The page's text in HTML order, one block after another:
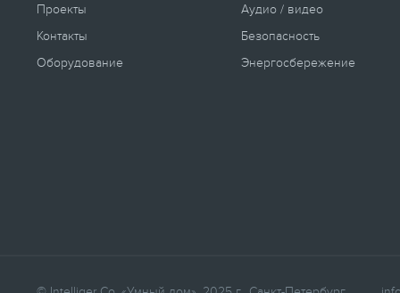
Проекты
Контакты
Оборудование
Аудио / видео
Безопасность
Энергосбережение